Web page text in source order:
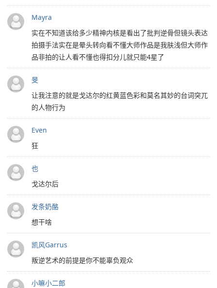
Mayra
实在不知道该给多少精神内核是看出了批判逆骨但镜头表达
拍摄手法实在是晕头转向看不懂大师作品是我肤浅但大师作
品非拍的让人看不懂也得扣分儿就只能4星了
旻
让我注意的就是戈达尔的红黄蓝色彩和莫名其妙的台词突兀
的人物行为
Even
狂
也
戈达尔后
发条奶酪
想干啥
凯风Garrus
叛逆艺术的前提是你不能辜负观众
小嘛小二郎